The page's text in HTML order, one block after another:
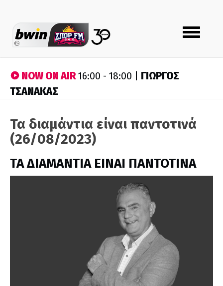
Toggle
navigation
NOW ON AIR16:00 - 18:00 | ΓΙΩΡΓΟΣ
ΤΣΑΝΑΚΑΣ
Τα διαμάντια είναι παντοτινά
(26/08/2023)
ΤΑ ΔΙΑΜΑΝΤΙΑ ΕΙΝΑΙ ΠΑΝΤΟΤΙΝΑ